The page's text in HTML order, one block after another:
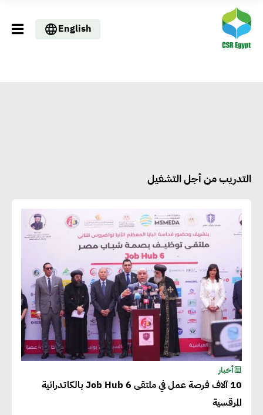
English
التدريب من أجل التشغيل
أخبار
10 آلاف فرصة عمل في ملتقى Job Hub 6 بالكاتدرائية
المرقسية